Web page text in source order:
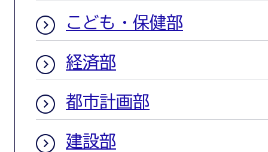
こども・保健部
経済部
都市計画部
建設部